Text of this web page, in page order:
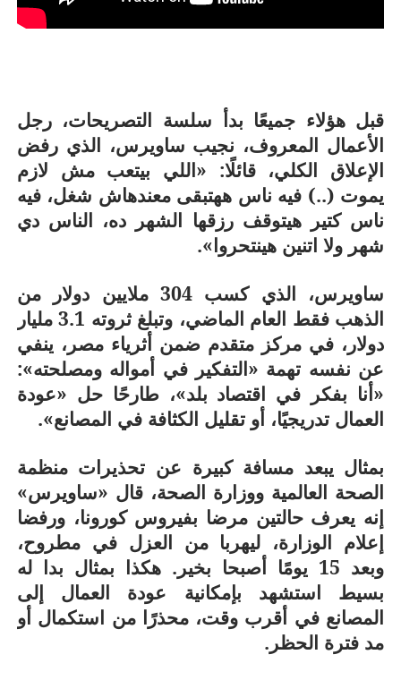
قبل هؤلاء جميعًا بدأ سلسة التصريحات، رجل
الأعمال المعروف، نجيب ساويرس، الذي رفض
الإعلاق الكلي، قائلًا: «اللي بيتعب مش لازم
يموت (..) فيه ناس ههتبقى معندهاش شغل، فيه
ناس كتير هيتوقف رزقها الشهر ده، الناس دي
شهر ولا اتنين هينتحروا».
ساويرس، الذي كسب 304 ملايين دولار من
الذهب فقط العام الماضي، وتبلغ ثروته 3.1 مليار
دولار، في مركز متقدم ضمن أثرياء مصر، ينفي
عن نفسه تهمة «التفكير في أمواله ومصلحته»:
«أنا بفكر في اقتصاد بلد»، طارحًا حل «عودة
العمال تدريجيًا، أو تقليل الكثافة في المصانع».
بمثال يبعد مسافة كبيرة عن تحذيرات منظمة
الصحة العالمية ووزارة الصحة، قال «ساويرس»
إنه يعرف حالتين مرضا بفيروس كورونا، ورفضا
إعلام الوزارة، ليهربا من العزل في مطروح،
وبعد 15 يومًا أصبحا بخير. هكذا بمثال بدا له
بسيط استشهد بإمكانية عودة العمال إلى
المصانع في أقرب وقت، محذرًا من استكمال أو
مد فترة الحظر.